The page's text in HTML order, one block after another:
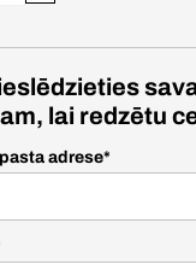
lai redzētu
adrese*